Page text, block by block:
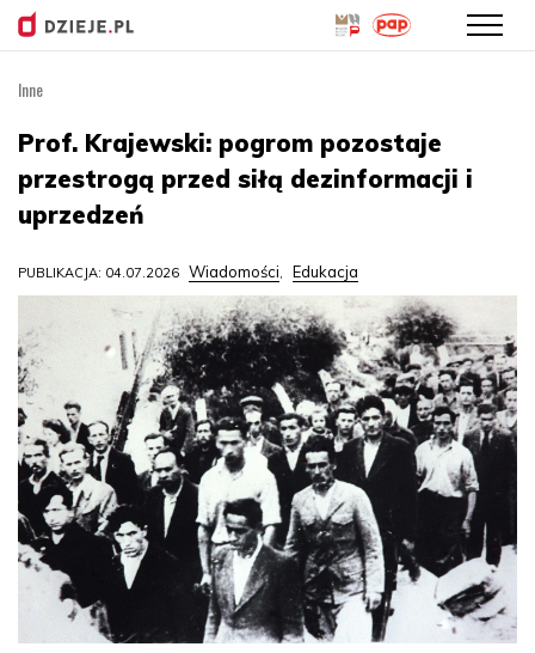
treści
Inne
Prof. Krajewski: pogrom pozostaje
przestrogą przed siłą dezinformacji i
uprzedzeń
PUBLIKACJA: 04.07.2026 Wiadomości, Edukacja